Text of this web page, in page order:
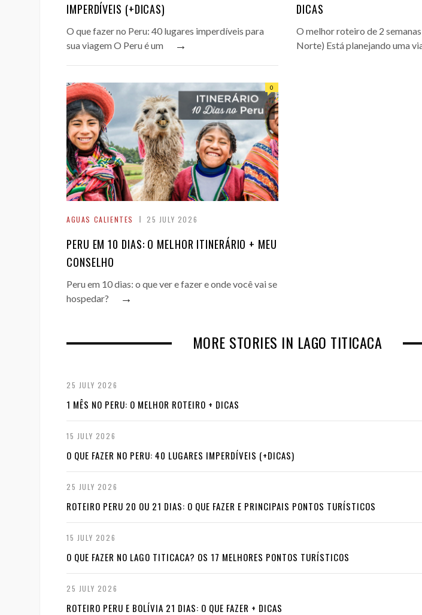
IMPERDÍVEIS (+DICAS)
O que fazer no Peru: 40 lugares imperdíveis para
sua viagem O Peru é um
→
DICAS
O melhor roteiro de 2
Norte) Está planejando uma
AGUAS CALIENTES 25 JULY 2026
0
PERU EM 10 DIAS: O MELHOR ITINERÁRIO + MEU
CONSELHO
Peru em 10 dias: o que ver e fazer e onde você vai se
hospedar?
→
MORE STORIES IN LAGO TITICACA
25 JULY 2026
1 MÊS NO PERU: O MELHOR ROTEIRO + DICAS
15 JULY 2026
O QUE FAZER NO PERU: 40 LUGARES IMPERDÍVEIS (+DICAS)
25 JULY 2026
ROTEIRO PERU 20 OU 21 DIAS: O QUE FAZER E PRINCIPAIS PONTOS TURÍSTICOS
15 JULY 2026
O QUE FAZER NO LAGO TITICACA? OS 17 MELHORES PONTOS TURÍSTICOS
25 JULY 2026
ROTEIRO PERU E BOLÍVIA 21 DIAS: O QUE FAZER + DICAS